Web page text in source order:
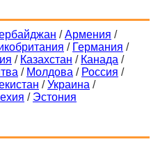
/Армения /
/ Германия /
/ Казахстан / Канада /
/ Молдова / Россия /
/Украина /
/ Эстония